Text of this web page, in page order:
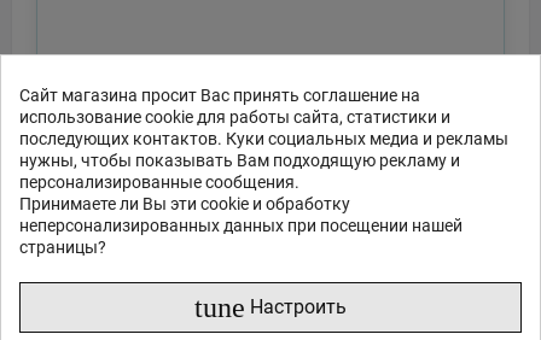
Сайт магазина просит Вас принять соглашение на
использование cookie для работы сайта, статистики и
последующих контактов. Куки социальных медиа и рекламы
нужны, чтобы показывать Вам подходящую рекламу и
персонализированные сообщения.
Принимаете ли Вы эти cookie и обработку
неперсонализированных данных при посещении нашей
страницы?
tune Настроить